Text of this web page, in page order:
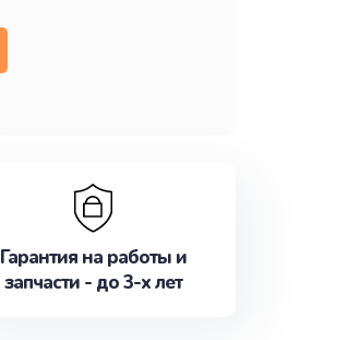
Гарантия на работы и
запчасти - до 3-х лет